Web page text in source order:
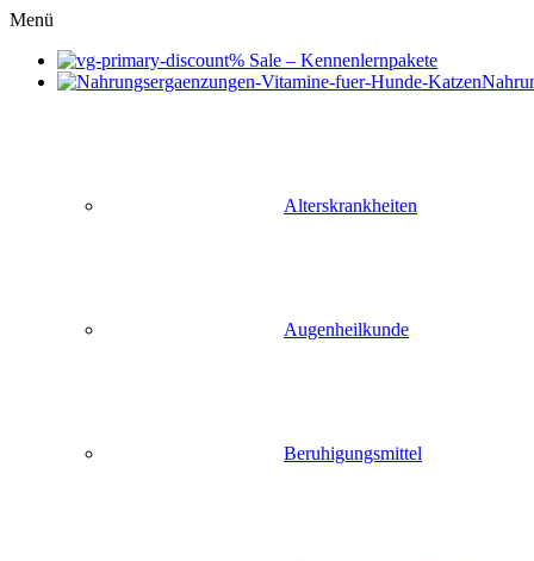
Menü
% Sale – Kennenlernpakete
Alterskrankheiten
Augenheilkunde
Beruhigungsmittel